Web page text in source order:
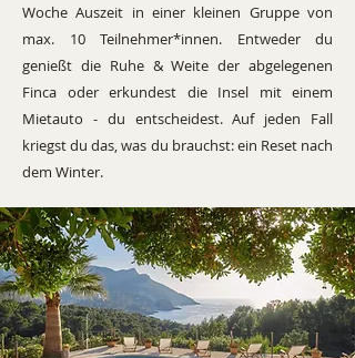
Woche Auszeit in einer kleinen Gruppe von
max. 10 Teilnehmer*innen. Entweder du
genießt die Ruhe & Weite der abgelegenen
Finca oder erkundest die Insel mit einem
Mietauto - du entscheidest. Auf jeden Fall
kriegst du das, was du brauchst: ein Reset nach
dem Winter.